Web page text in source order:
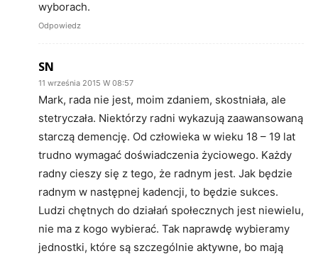
wyborach.
Odpowiedz
SN
11 września 2015 W 08:57
Mark, rada nie jest, moim zdaniem, skostniała, ale
stetryczała. Niektórzy radni wykazują zaawansowaną
starczą demencję. Od człowieka w wieku 18 – 19 lat
trudno wymagać doświadczenia życiowego. Każdy
radny cieszy się z tego, że radnym jest. Jak będzie
radnym w następnej kadencji, to będzie sukces.
Ludzi chętnych do działań społecznych jest niewielu,
nie ma z kogo wybierać. Tak naprawdę wybieramy
jednostki, które są szczególnie aktywne, bo mają